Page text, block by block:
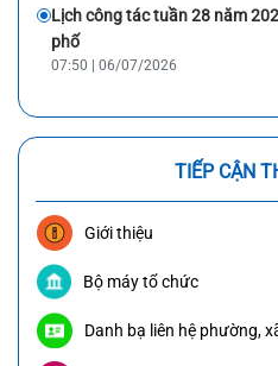
Lịch công tác tuần 28 năm
phố
07:50 | 06/07/2026
TIẾP CẬN
Giới thiệu
Bộ máy tổ chức
Danh bạ liên hệ phường,